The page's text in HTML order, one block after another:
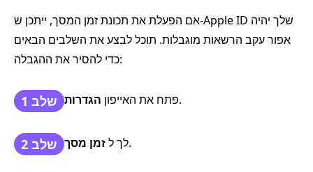
אם הפעלת את תכונת זמן המסך, ייתכן ש-Apple ID שלך יהיה
אפור עקב הרשאות מוגבלות. תוכל לבצע את השלבים הבאים
כדי להסיר את ההגבלה:
שלב 1 פתח את האייפון הגדרות .
שלב 2 לך לזמן מסך .